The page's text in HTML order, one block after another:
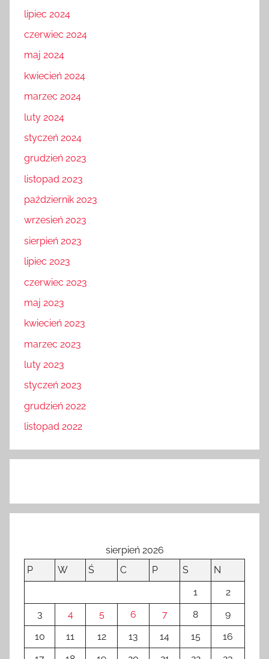
lipiec 2024
czerwiec 2024
maj 2024
kwiecień 2024
marzec 2024
luty 2024
styczeń 2024
grudzień 2023
listopad 2023
październik 2023
wrzesień 2023
sierpień 2023
lipiec 2023
czerwiec 2023
maj 2023
kwiecień 2023
marzec 2023
luty 2023
styczeń 2023
grudzień 2022
listopad 2022
sierpień 2026
P
W Ś C P S
N
1
2
3
4 5 6 7 8
9
10
11 12 13 14 15
16